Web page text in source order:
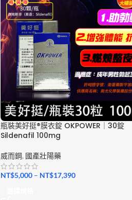
瓶裝美好挺®膜衣錠 OKPOWER｜30錠
Sildenafil 100mg
威而鋼, 國產壯陽藥
NT$5,000– NT$17,390